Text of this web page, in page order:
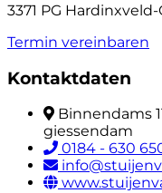
3371 PG
Termin vereinbaren
Kontaktdaten
Binnendams
giessendam
0184 - 630